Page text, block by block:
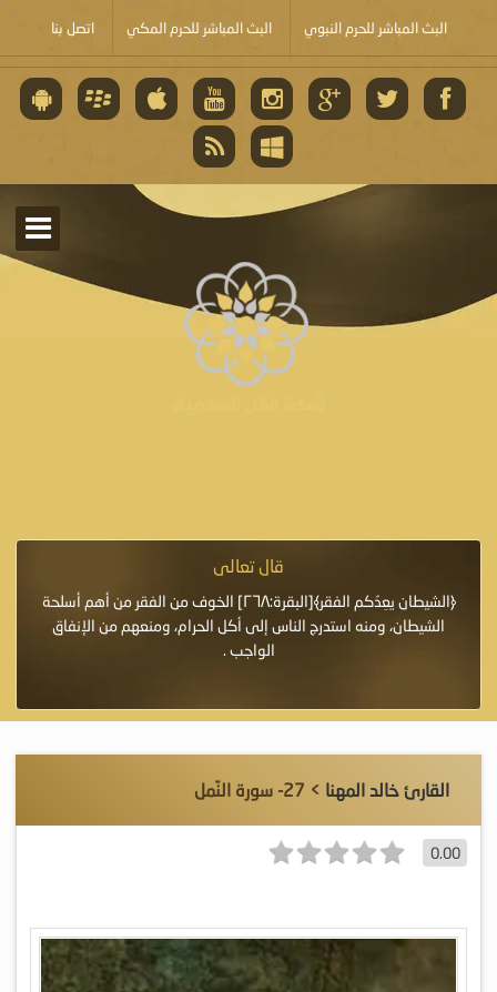
البث المباشر للحرم النبوي البث المباشر للحرم المكي اتصل بنا
قال تعالى
﴿الشيطان يعِدُكم الفقر﴾[البقرة:٢٦٨] الخوف من الفقر من أهم أسلحة
الشيطان، ومنه استدرج الناس إلى أكل الحرام، ومنعهم من الإنفاق
الواجب .
القارئ خالد المهنا > 27- سورة النّمل
0.00